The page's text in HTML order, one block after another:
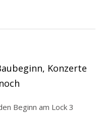
Konzerte
Beginn am Lock 3